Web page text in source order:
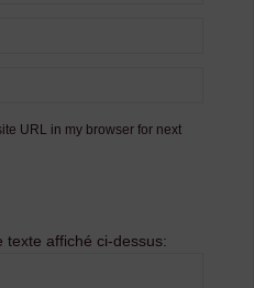
URL in my browser for next
texte affiché ci-dessus: